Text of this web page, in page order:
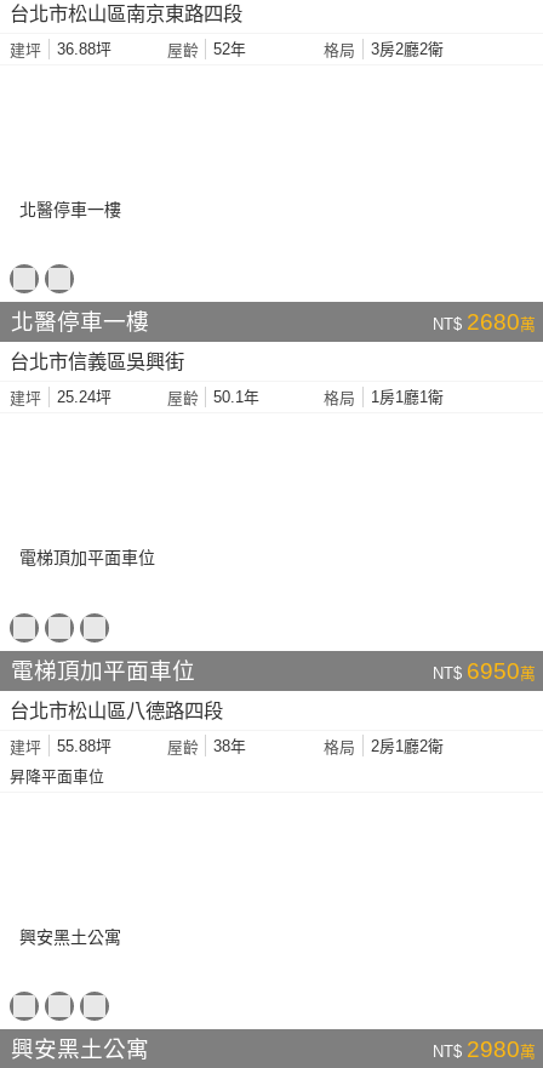
台北市松山區南京東路四段
建坪 36.88坪 屋齡 52年 格局 3房2廳2衛
北醫停車一樓 NT$ 2680萬
台北市信義區吳興街
建坪 25.24坪 屋齡 50.1年 格局 1房1廳1衛
電梯頂加平面車位 NT$ 6950萬
台北市松山區八德路四段
建坪 55.88坪 屋齡 38年 格局
2房1廳2衛
昇降平面車位
興安黑土公寓 NT$ 2980萬